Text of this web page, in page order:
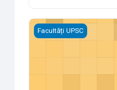
MIR 3 MIR 3
Facultăți UPSC